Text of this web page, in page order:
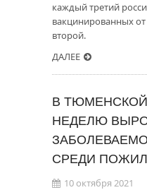
каждый третий
вакцинированных
второй.
ДАЛЕЕ
В
НЕДЕЛЮ
СРЕДИ
10 октября 2021